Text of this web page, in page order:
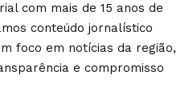
com mais de 15 anos de
conteúdo jornalístico
foco em notícias da região,
e compromisso